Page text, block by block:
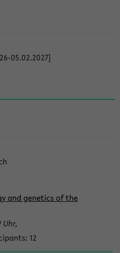
05.02.2027]
and genetics of the
Uhr,
12